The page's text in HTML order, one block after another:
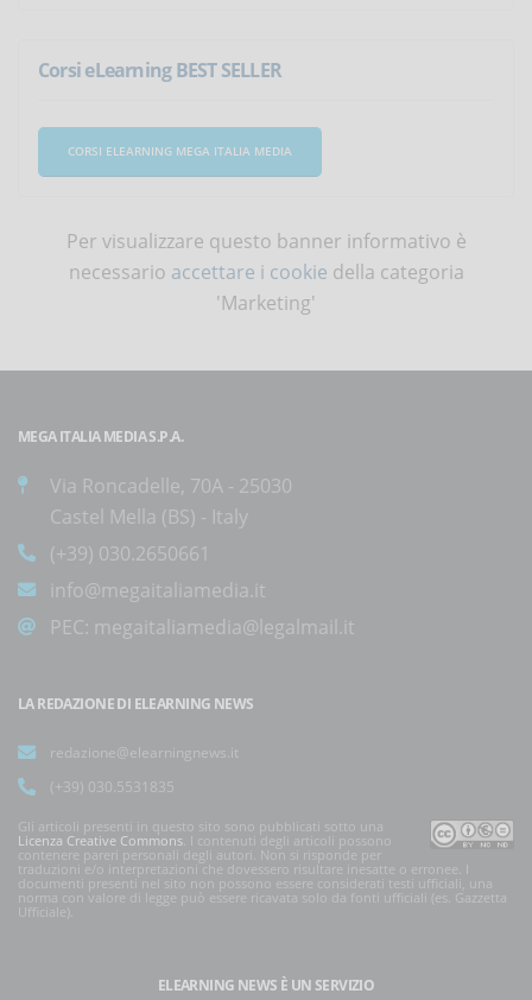
Corsi eLearning BEST SELLER
CORSI ELEARNING MEGA ITALIA MEDIA
Per visualizzare questo banner informativo è
necessario accettare i cookie della categoria
'Marketing'
MEGA ITALIA MEDIA S.P.A.
Via Roncadelle, 70A - 25030
Castel Mella (BS) - Italy
(+39) 030.2650661
info@megaitaliamedia.it
PEC: megaitaliamedia@legalmail.it
LA REDAZIONE DI ELEARNING NEWS
redazione@elearningnews.it
(+39) 030.5531835
Gli articoli presenti in questo sito sono pubblicati sotto una
Licenza Creative Commons. I contenuti degli articoli possono
contenere pareri personali degli autori. Non si risponde per
traduzioni e/o interpretazioni che dovessero risultare inesatte o erronee. I
documenti presenti nel sito non possono essere considerati testi ufficiali, una
norma con valore di legge può essere ricavata solo da fonti ufficiali (es. Gazzetta
Ufficiale).
ELEARNING NEWS È UN SERVIZIO